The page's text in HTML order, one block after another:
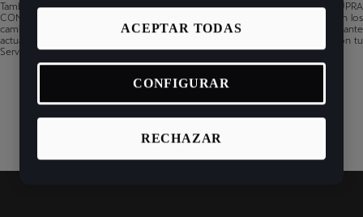
También puedes comprobar la disponibilidad general de los servicios CUPRA
CONNECT en esta herramienta, pero es solo a título informativo. Se reservan los
cambios de contenido. Algunas funciones pueden estar disponibles mediante
actualizaciones de software. Si quieres más información, contacta siempre con tu
Servicio técnico de CUPRA.
RECHAZAR
ACEPTAR TODAS
CONFIGURAR